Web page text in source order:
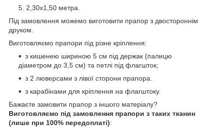
2,30х1,50 метра.
Під замовлення можемо виготовити прапор з двостороннім
друком.
Виготовляємо прапори під різне кріплення:
з кишенею шириною 5 см під держак (палицю
діаметром до 3,5 см) та петлі під флагшток;
з 2 люверсами з лівої сторони прапора.
з карабінами для кріплення на флагштоку.
Бажаєте замовити прапор з іншого матеріалу?
Виготовляємо під замовлення прапори з таких тканин
(лише при 100% передоплаті):